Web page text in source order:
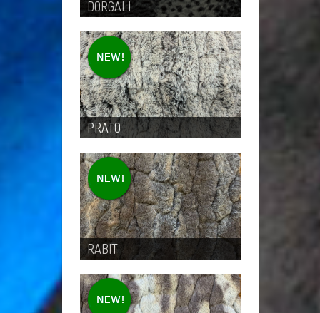
DORGALI
PRATO
RABIT